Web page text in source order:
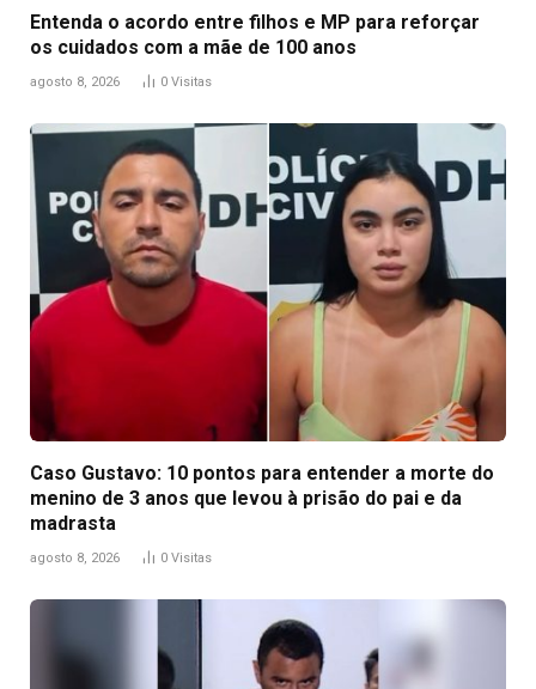
Entenda o acordo entre filhos e MP para reforçar
os cuidados com a mãe de 100 anos
agosto 8, 2026 0 Visitas
Caso Gustavo: 10 pontos para entender a morte do
menino de 3 anos que levou à prisão do pai e da
madrasta
agosto 8, 2026 0 Visitas